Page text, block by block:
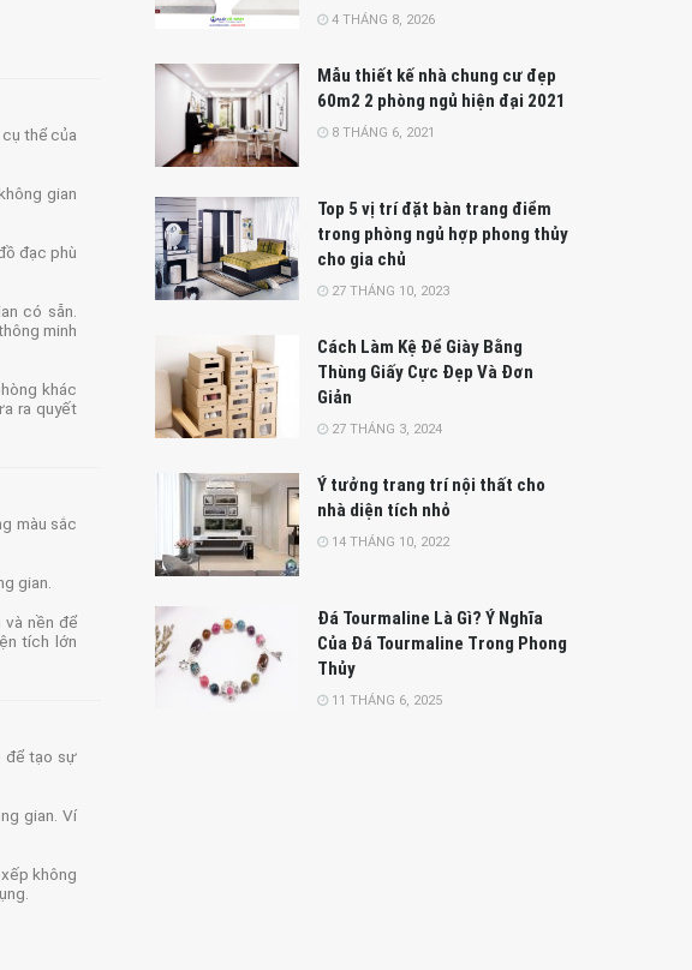
thể của
gian
đạc phù
có sẵn.
minh
khác
ra quyết
màu sắc
gian.
và nền để
tích lớn
để tạo sự
gian. Ví
không
4 THÁNG 8, 2026
Mẫu thiết kế nhà chung cư đẹp
60m2 2 phòng ngủ hiện đại 2021
8 THÁNG 6, 2021
Top 5 vị trí đặt bàn trang điểm
trong phòng ngủ hợp phong thủy
cho gia chủ
27 THÁNG 10, 2023
Cách Làm Kệ Để Giày Bằng
Thùng Giấy Cực Đẹp Và Đơn
Giản
27 THÁNG 3, 2024
Ý tưởng trang trí nội thất cho
nhà diện tích nhỏ
14 THÁNG 10, 2022
Đá Tourmaline Là Gì? Ý Nghĩa
Của Đá Tourmaline Trong Phong
Thủy
11 THÁNG 6, 2025